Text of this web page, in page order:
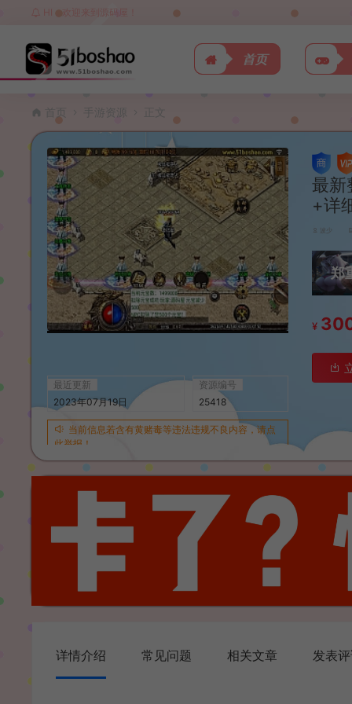
HI，欢迎来到源码屋！
首页
首页 手游资源 正文
最近更新
2023年07月19日
资源编号
25418
当前信息若含有黄赌毒等违法违规不良内容，请点
此举报！
最新
+详
波少
郑
¥
详情介绍 常见问题 相关文章 发表